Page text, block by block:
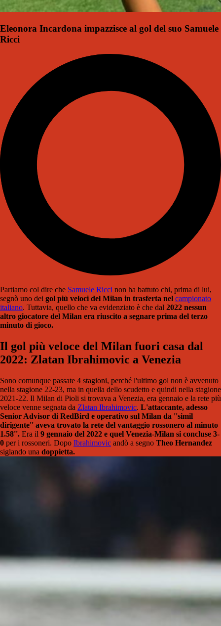
Eleonora Incardona impazzisce al gol del suo Samuele
Ricci
Partiamo col dire che Samuele Ricci non ha battuto chi, prima di lui,
segnò uno dei gol più veloci del Milan in trasferta nel campionato
italiano. Tuttavia, quello che va evidenziato è che dal 2022 nessun
altro giocatore del Milan era riuscito a segnare prima del terzo
minuto di gioco.
Il gol più veloce del Milan fuori casa dal
2022: Zlatan Ibrahimovic a Venezia
Sono comunque passate 4 stagioni, perché l'ultimo gol non è avvenuto
nella stagione 22-23, ma in quella dello scudetto e quindi nella stagione
2021-22. Il Milan di Pioli si trovava a Venezia, era gennaio e la rete più
veloce venne segnata da Zlatan Ibrahimovic. L'attaccante, adesso
Senior Advisor di RedBird e operativo sul Milan da ''simil
dirigente'' aveva trovato la rete del vantaggio rossonero al minuto
1.58''. Era il 9 gennaio del 2022 e quel Venezia-Milan si concluse 3-
0 per i rossoneri. Dopo Ibrahimovic andò a segno Theo Hernandez
siglando una doppietta.